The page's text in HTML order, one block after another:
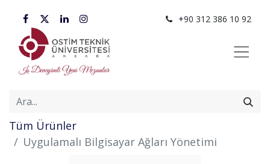
+90 312 386 10 92
Tüm Ürünler
Uygulamalı Bilgisayar Ağları Yönetimi